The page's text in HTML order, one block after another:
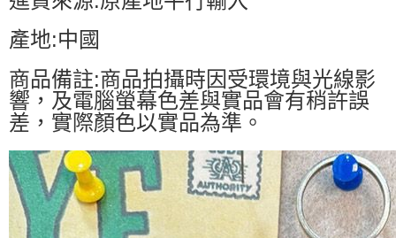
產地:中國
商品備註:商品拍攝時因受環境與光線影
響，及電腦螢幕色差與實品會有稍許誤
差，實際顏色以實品為準。